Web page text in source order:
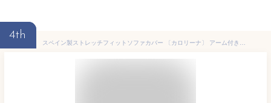
4th
スペイン製ストレッチフィットソファカバー 〔カロリーナ〕 アーム付き1人掛け用 肘付き ビッグローズ